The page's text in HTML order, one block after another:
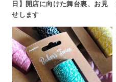
日】開店に向けた舞台裏、お見
せします